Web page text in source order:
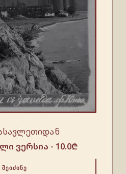
ვერსია - 10.0₾
ᲨᲔᲘᲫᲘᲜᲔ